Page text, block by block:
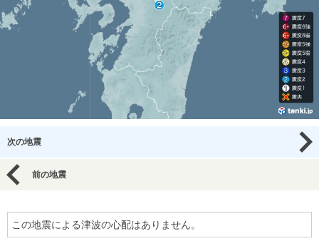
次の地震
前の地震
この地震による津波の心配はありません。